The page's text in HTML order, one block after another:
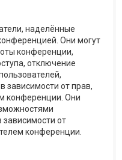
наделённые
Они могут
конференции,
отключение
зависимости от прав,
конференции. Они
от
конференции.